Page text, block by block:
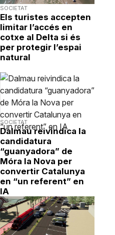
SOCIETAT
Els turistes accepten
limitar l’accés en
cotxe al Delta si és
per protegir l’espai
natural
SOCIETAT
Dalmau reivindica la
candidatura
“guanyadora” de
Móra la Nova per
convertir Catalunya
en “un referent” en
IA